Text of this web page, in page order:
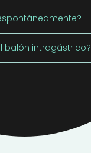
balón intragástrico?